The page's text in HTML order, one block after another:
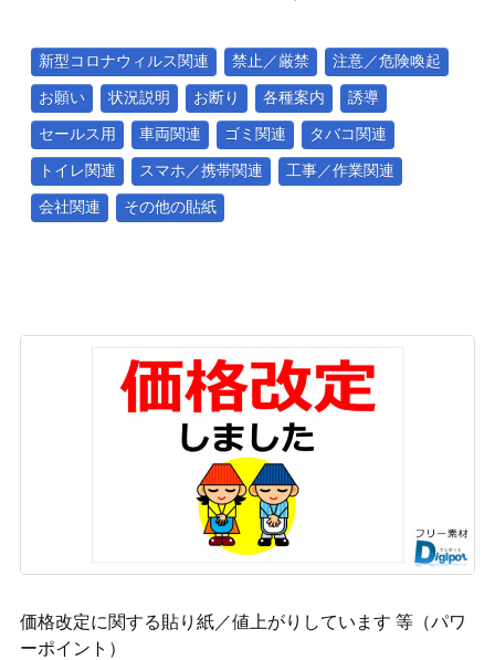
新型コロナウィルス関連 禁止／厳禁
注意／危険喚起
お願い
状況説明 お断り 各種案内
誘導
セールス用
車両関連 ゴミ関連
タバコ関連
トイレ関連
スマホ／携帯関連
工事／作業関連
会社関連
その他の貼紙
価格改定に関する貼り紙／値上がりしています 等（パワ
ーポイント）